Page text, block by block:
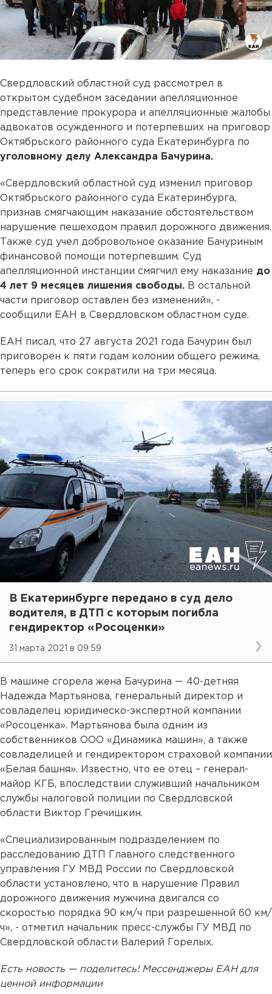
Свердловский областной суд рассмотрел в
открытом судебном заседании апелляционное
представление прокурора и апелляционные жалобы
адвокатов осужденного и потерпевших на приговор
Октябрьского районного суда Екатеринбурга по
уголовному делу Александра Бачурина.
«Свердловский областной суд изменил приговор
Октябрьского районного суда Екатеринбурга,
признав смягчающим наказание обстоятельством
нарушение пешеходом правил дорожного движения.
Также суд учел добровольное оказание Бачуриным
финансовой помощи потерпевшим. Суд
апелляционной инстанции смягчил ему наказание до
4 лет 9 месяцев лишения свободы. В остальной
части приговор оставлен без изменений», -
сообщили ЕАН в Свердловском областном суде.
ЕАН писал, что 27 августа 2021 года Бачурин был
приговорен к пяти годам колонии общего режима,
теперь его срок сократили на три месяца.
В Екатеринбурге передано в суд дело
водителя, в ДТП с которым погибла
гендиректор «Росоценки»
31 марта 2021 в 09:59
В машине сгорела жена Бачурина — 40-детняя
Надежда Мартьянова, генеральный директор и
совладелец юридическо-экспертной компании
«Росоценка». Мартьянова была одним из
собственников ООО «Динамика машин», а также
совладелицей и гендиректором страховой компании
«Белая башня». Известно, что ее отец – генерал-
майор КГБ, впоследствии служивший начальником
службы налоговой полиции по Свердловской
области Виктор Гречишкин.
«Специализированным подразделением по
расследованию ДТП Главного следственного
управления ГУ МВД России по Свердловской
области установлено, что в нарушение Правил
дорожного движения мужчина двигался со
скоростью порядка 90 км/ч при разрешенной 60 км/
ч», - отметил начальник пресс-службы ГУ МВД по
Свердловской области Валерий Горелых.
Есть новость — поделитесь! Мессенджеры ЕАН для
ценной информации